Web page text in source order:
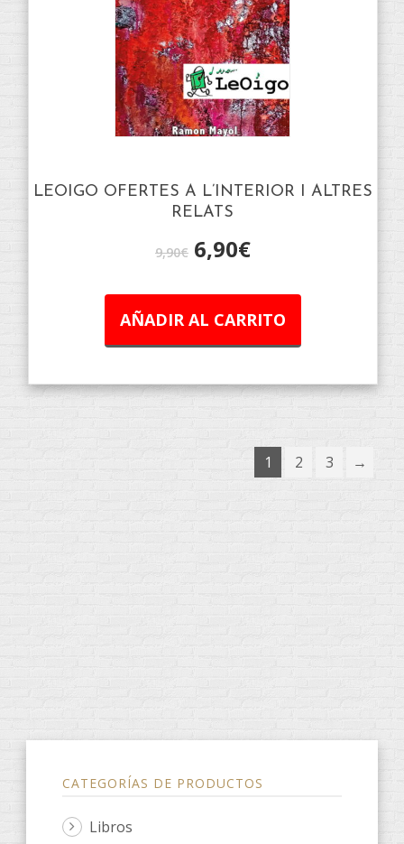
LEOIGO OFERTES A L’INTERIOR I ALTRES
RELATS
9,90€ 6,90€
AÑADIR AL CARRITO
1 2 3 →
CATEGORÍAS DE PRODUCTOS
Libros